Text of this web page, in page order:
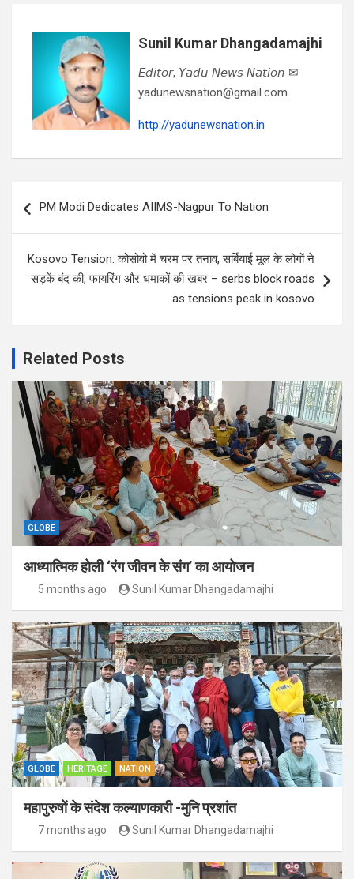
Sunil Kumar Dhangadamajhi
𝘌𝘥𝘪𝘵𝘰𝘳, 𝘠𝘢𝘥𝘶 𝘕𝘦𝘸𝘴 𝘕𝘢𝘵𝘪𝘰𝘯 ✉
yadunewsnation@gmail.com
http://yadunewsnation.in
navigation
PM Modi Dedicates AIIMS-Nagpur To Nation
Kosovo Tension: कोसोवो में चरम पर तनाव, सर्बियाई मूल के लोगों ने
सड़कें बंद की, फायरिंग और धमाकों की खबर – serbs block roads
as tensions peak in kosovo
Related Posts
GLOBE
आध्यात्मिक होली ‘रंग जीवन के संग’ का आयोजन
5 months ago Sunil Kumar Dhangadamajhi
GLOBE HERITAGE NATION
महापुरुषों के संदेश कल्याणकारी -मुनि प्रशांत
7 months ago Sunil Kumar Dhangadamajhi